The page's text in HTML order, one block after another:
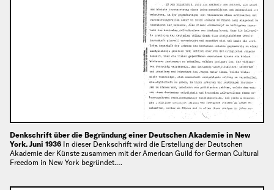
Denkschrift über die Begründung einer Deutschen Akademie in New
York. Juni 1936 In dieser Denkschrift wird die Erstellung der Deutschen
Akademie der Künste zusammen mit der American Guild for German Cultural
Freedom in New York begründet.…